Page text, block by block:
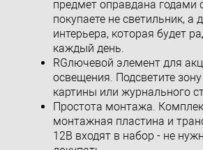
предмет оправдана
покупаете не светильник, а
интерьера, которая будет
каждый день.
RGлючевой элемент для
освещения. Подсветите
картины или журнального
Простота монтажа.
монтажная пластина и
12В входят в набор - не